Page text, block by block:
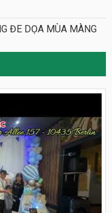
ĐE DỌA MÙA MÀNG